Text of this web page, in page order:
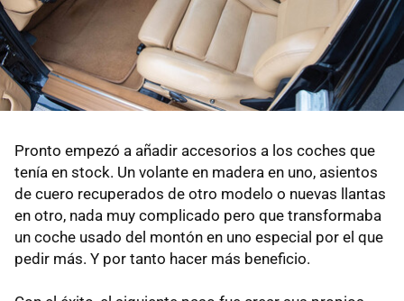
Pronto empezó a añadir accesorios a los coches que
tenía en stock. Un volante en madera en uno, asientos
de cuero recuperados de otro modelo o nuevas llantas
en otro, nada muy complicado pero que transformaba
un coche usado del montón en uno especial por el que
pedir más. Y por tanto hacer más beneficio.